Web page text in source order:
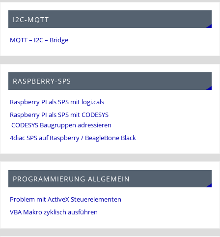
I2C-MQTT
MQTT – I2C – Bridge
RASPBERRY-SPS
Raspberry PI als SPS mit logi.cals
Raspberry PI als SPS mit CODESYS
CODESYS Baugruppen adressieren
4diac SPS auf Raspberry / BeagleBone Black
PROGRAMMIERUNG ALLGEMEIN
Problem mit ActiveX Steuerelementen
VBA Makro zyklisch ausführen